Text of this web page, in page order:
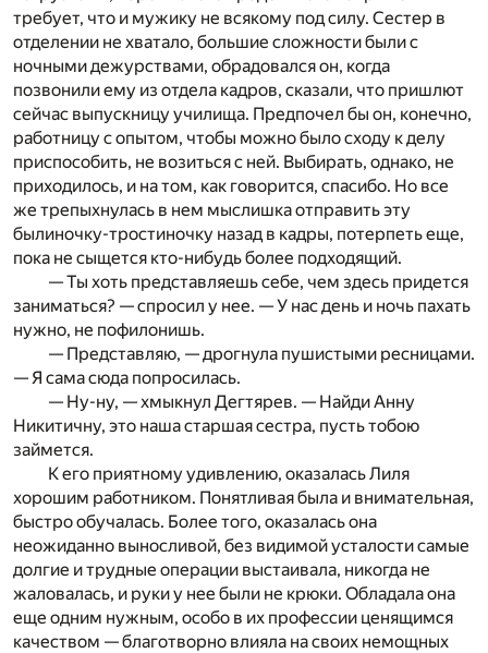
требует, что и мужику не всякому под силу. Сестер в
отделении не хватало, большие сложности были с
ночными дежурствами, обрадовался он, когда
позвонили ему из отдела кадров, сказали, что пришлют
сейчас выпускницу училища. Предпочел бы он, конечно,
работницу с опытом, чтобы можно было сходу к делу
приспособить, не возиться с ней. Выбирать, однако, не
приходилось, и на том, как говорится, спасибо. Но все
же трепыхнулась в нем мыслишка отправить эту
былиночку-тростиночку назад в кадры, потерпеть еще,
пока не сыщется кто-нибудь более подходящий.
— Ты хоть представляешь себе, чем здесь придется
заниматься? — спросил у нее. — У нас день и ночь пахать
нужно, не пофилонишь.
— Представляю, — дрогнула пушистыми ресницами.
— Я сама сюда попросилась.
— Ну-ну, — хмыкнул Дегтярев. — Найди Анну
Никитичну, это наша старшая сестра, пусть тобою
займется.
К его приятному удивлению, оказалась Лиля
хорошим работником. Понятливая была и внимательная,
быстро обучалась. Более того, оказалась она
неожиданно выносливой, без видимой усталости самые
долгие и трудные операции выстаивала, никогда не
жаловалась, и руки у нее были не крюки. Обладала она
еще одним нужным, особо в их профессии ценящимся
качеством — благотворно влияла на своих немощных